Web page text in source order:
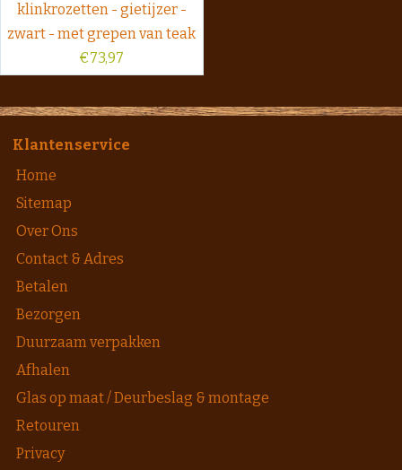
klinkrozetten - gietijzer -
zwart - met grepen van teak
€73,97
Klantenservice
Home
Sitemap
Over Ons
Contact & Adres
Betalen
Bezorgen
Duurzaam verpakken
Afhalen
Glas op maat / Deurbeslag & montage
Retouren
Privacy